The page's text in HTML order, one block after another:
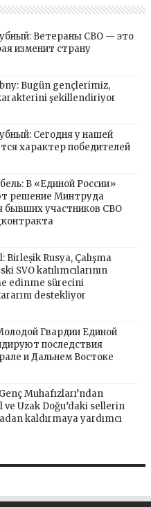
Ветераны СВО — это
изменит страну
Bugün gençlerimiz,
şekillendiriyor
Сегодня у нашей
характер победителей
В «Единой России»
решение Минтруда
бывших участников СВО
Birleşik Rusya, Çalışma
SVO katılımcılarının
edinme sürecini
destekliyor
Гвардии Единой
последствия
и Дальнем Востоке
Muhafızları’ndan
ve Uzak Doğu’daki sellerin
kaldırmaya yardımcı